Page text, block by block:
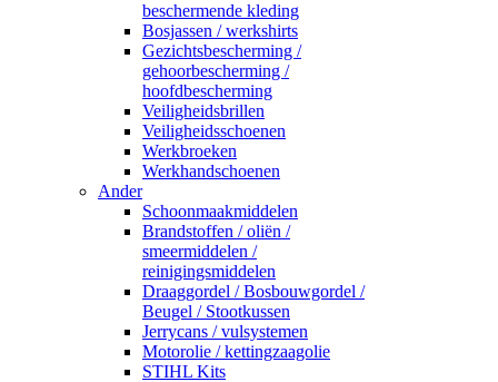
beschermende kleding
Bosjassen / werkshirts
Gezichtsbescherming /
gehoorbescherming /
hoofdbescherming
Veiligheidsbrillen
Veiligheidsschoenen
Werkbroeken
Werkhandschoenen
Ander
Schoonmaakmiddelen
Brandstoffen / oliën /
smeermiddelen /
reinigingsmiddelen
Draaggordel / Bosbouwgordel /
Beugel / Stootkussen
Jerrycans / vulsystemen
Motorolie / kettingzaagolie
STIHL Kits